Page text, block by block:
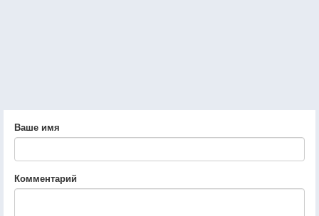
Ваше имя
Комментарий